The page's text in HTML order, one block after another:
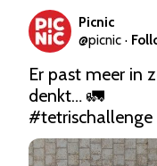
Picnic
@picnic ·
Er past meer in
#tetrischallenge